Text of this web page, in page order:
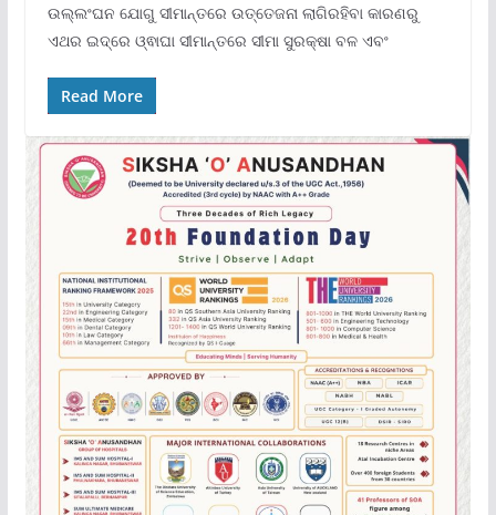
ଉଲ୍ଲଂଘନ ଯୋଗୁ ସୀମାନ୍ତରେ ଉତ୍ତେଜନା ଲାଗିରହିବା କାରଣରୁ
ଏଥର ଇଦ୍‌ରେ ଓ୍ଵାଘା ସୀମାନ୍ତରେ ସୀମା ସୁରକ୍ଷା ବଳ ଏବଂ
Read More